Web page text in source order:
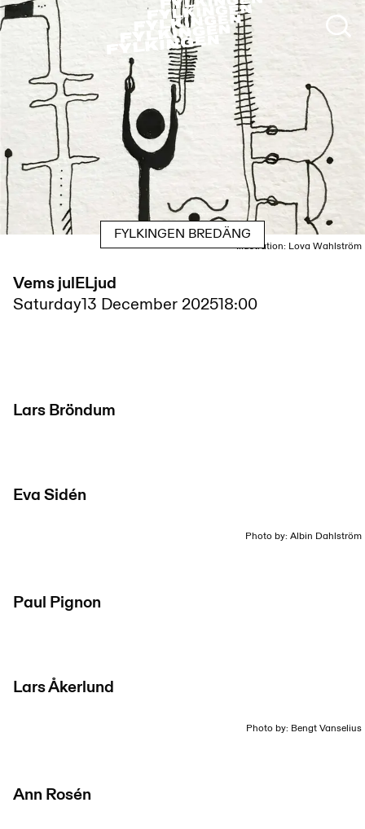
Illustration: Lova Wahlström
FYLKINGEN BREDÄNG
Vems julELjud
Saturday13 December 202518:00
Lars Bröndum
Eva Sidén
Photo by: Albin Dahlström
Paul Pignon
Lars Åkerlund
Photo by: Bengt Vanselius
Ann Rosén